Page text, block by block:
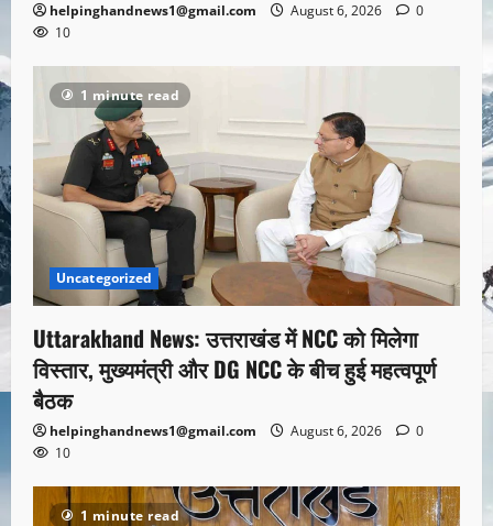
helpinghandnews1@gmail.com August 6, 2026
0
10
1 minute read
Uncategorized
Uttarakhand News: उत्तराखंड में NCC को मिलेगा
विस्तार, मुख्यमंत्री और DG NCC के बीच हुई महत्वपूर्ण
बैठक
helpinghandnews1@gmail.com August 6, 2026
0
10
1 minute read